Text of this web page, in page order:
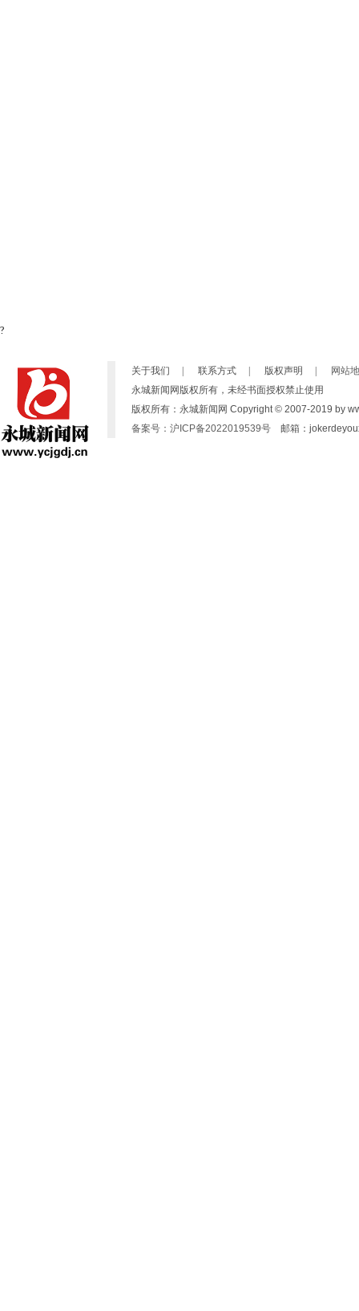
?
关于我们 联系方式 版权声明
网站
永城新闻网版权所有，未经书面授权禁止使用
版权所有：永城新闻网 Copyright © 2007-2019 by
备案号：沪ICP备2022019539号 邮箱：